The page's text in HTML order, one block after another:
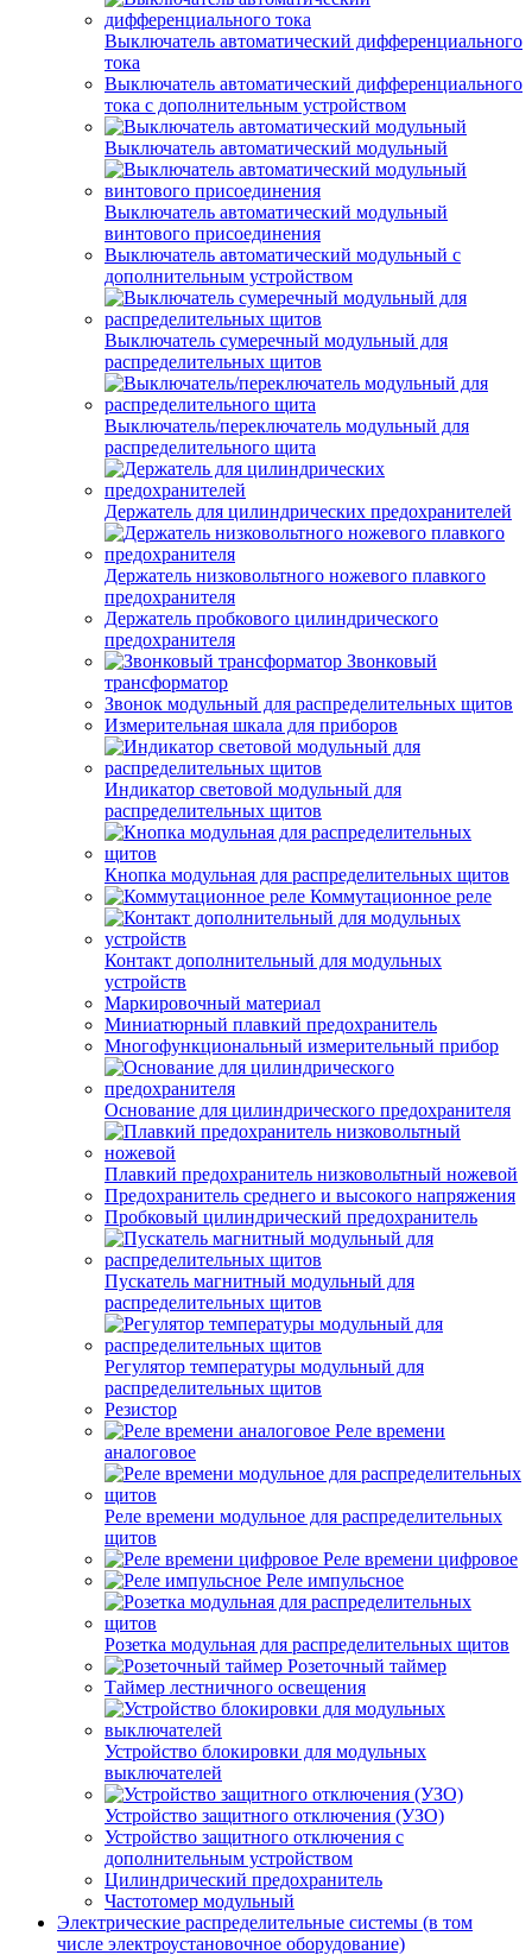
Выключатель автоматический дифференциального
тока
Выключатель автоматический дифференциального
тока с дополнительным устройством
Выключатель автоматический модульный
Выключатель автоматический модульный
винтового присоединения
Выключатель автоматический модульный с
дополнительным устройством
Выключатель сумеречный модульный для
распределительных щитов
Выключатель/переключатель модульный для
распределительного щита
Держатель для цилиндрических предохранителей
Держатель низковольтного ножевого плавкого
предохранителя
Держатель пробкового цилиндрического
предохранителя
Звонковый
трансформатор
Звонок модульный для распределительных щитов
Измерительная шкала для приборов
Индикатор световой модульный для
распределительных щитов
Кнопка модульная для распределительных щитов
Коммутационное реле
Контакт дополнительный для модульных
устройств
Маркировочный материал
Миниатюрный плавкий предохранитель
Многофункциональный измерительный прибор
Основание для цилиндрического предохранителя
Плавкий предохранитель низковольтный ножевой
Предохранитель среднего и высокого напряжения
Пробковый цилиндрический предохранитель
Пускатель магнитный модульный для
распределительных щитов
Регулятор температуры модульный для
распределительных щитов
Резистор
Реле времени
аналоговое
Реле времени модульное для распределительных
щитов
Реле времени цифровое
Реле импульсное
Розетка модульная для распределительных щитов
Розеточный таймер
Таймер лестничного освещения
Устройство блокировки для модульных
выключателей
Устройство защитного отключения (УЗО)
Устройство защитного отключения с
дополнительным устройством
Цилиндрический предохранитель
Частотомер модульный
Электрические распределительные системы (в том
числе электроустановочное оборудование)